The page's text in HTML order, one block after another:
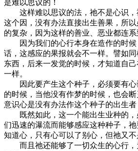
是难以思议的！
这样难以思议的法，祂不是心识，
这个因，没有办法直接出生善果，所
的复杂，因为这样的善业、恶业都连
因为我们的心行本身在造作的时候
话，这感应的果报就会不一样。譬如
东西，后来一发觉的时候，才知道自
一样。
因此要产生这个种子，必须要有心
的时候，当他没有作梦的时候，也会
意识心是没有办法作这个种子的出生
既然如此，这一个能出生业种的，
们迅速的瀑流而能够感应这种种子，
知道心，只有心可以了别心，但祂又
而且祂还能够了一切众生的心行，